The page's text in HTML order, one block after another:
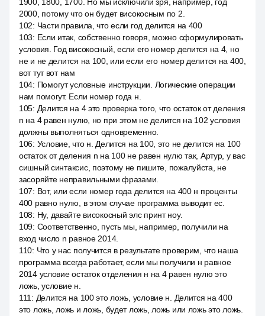
2000, потому что он будет високосным по 2.
102: Части правила, что если год делится на 400
103: Если итак, собственно говоря, можно сформулировать
условия. Год високосный, если его номер делится на 4, но
не и не делится на 100, или если его номер делится на 400,
вот тут вот нам
104: Помогут условные инструкции. Логические операции
нам помогут. Если номер года н.
105: Делится на 4 это проверка того, что остаток от деления
n на 4 равен нулю, но при этом не делится на 102 условия
должны выполняться одновременно.
106: Условие, что н. Делится на 100, это не делится на 100
остаток от деления n на 100 не равен нулю так, Артур, у вас
сишный синтаксис, поэтому не пишите, пожалуйста, не
засоряйте неправильными фразами.
107: Вот, или если номер года делится на 400 н проценты
400 равно нулю, в этом случае программа выводит ес.
108: Ну, давайте високосный элс принт ноу.
109: Соответственно, пусть мы, например, получили на
вход число n равное 2014.
110: Что у нас получится в результате проверим, что наша
программа всегда работает, если мы получили н равное
2014 условие остаток отделения н на 4 равен нулю это
ложь, условие н.
111 : Делится на 100 это ложь, условие н. Делится на 400
это ложь, ложь и ложь, будет ложь, ложь или ложь это ложь.